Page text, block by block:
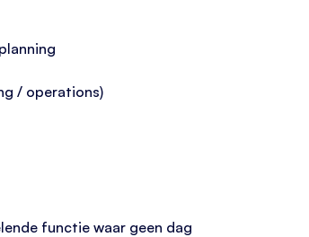
/ operations)
functie waar geen dag